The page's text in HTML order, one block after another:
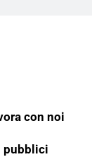
con noi
pubblici